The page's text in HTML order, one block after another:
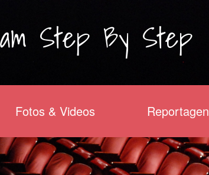
Step By Step
Fotos & Videos Reportagen